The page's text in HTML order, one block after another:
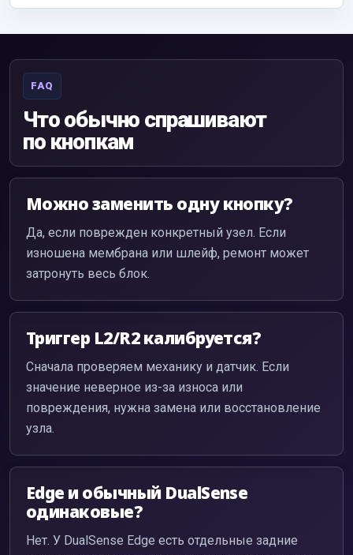
FAQ
Что обычно спрашивают
по кнопкам
Можно заменить одну кнопку?
Да, если поврежден конкретный узел. Если
изношена мембрана или шлейф, ремонт может
затронуть весь блок.
Триггер L2/R2 калибруется?
Сначала проверяем механику и датчик. Если
значение неверное из-за износа или
повреждения, нужна замена или восстановление
узла.
Edge и обычный DualSense
одинаковые?
Нет. У DualSense Edge есть отдельные задние